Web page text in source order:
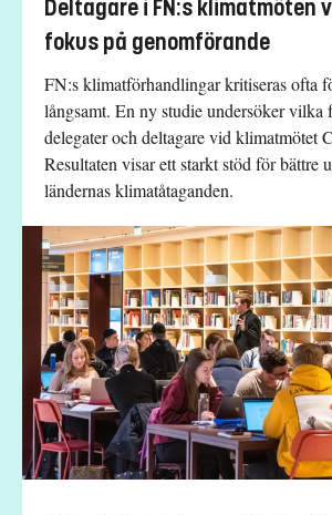
Deltagare i FN:s klimatmöten
fokus på genomförande
FN:s klimatförhandlingar kritiseras ofta
långsamt. En ny studie undersöker vilka
delegater och deltagare vid klimatmötet
Resultaten visar ett starkt stöd för bättre
ländernas klimatåtaganden.